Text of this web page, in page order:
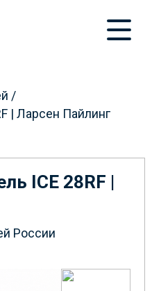
/
| Ларсен Пайлинг
ICE 28RF |
России